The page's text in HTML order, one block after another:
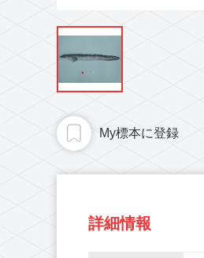
My標本に登録
詳細情報